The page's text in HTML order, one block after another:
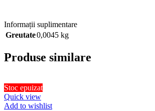
Informații suplimentare
Greutate0,0045 kg
Produse similare
Stoc epuizat
Quick view
Add to wishlist